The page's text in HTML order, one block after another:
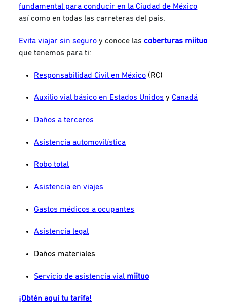
fundamental para conducir en la Ciudad de México
así como en todas las carreteras del país.
Evita viajar sin seguro y conoce lascoberturas miituo
que tenemos para ti:
Responsabilidad Civil en México (RC)
Auxilio vial básico en Estados Unidos y Canadá
Daños a terceros
Asistencia automovilística
Robo total
Asistencia en viajes
Gastos médicos a ocupantes
Asistencia legal
Daños materiales
Servicio de asistencia vial miituo
¡Obtén aquí tu tarifa!